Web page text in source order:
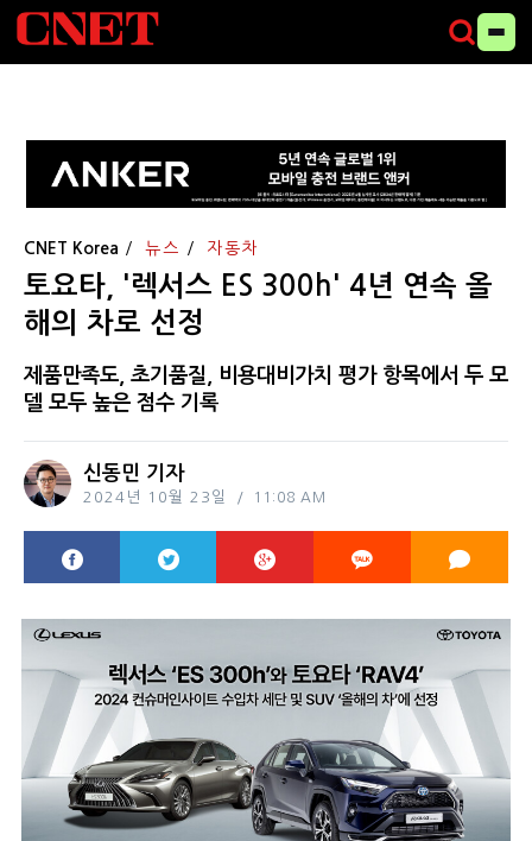
CNET Korea 뉴스 자동차
토요타, '렉서스 ES 300h' 4년 연속 올
해의 차로 선정
제품만족도, 초기품질, 비용대비가치 평가 항목에서 두 모
델 모두 높은 점수 기록
신동민 기자
2024년 10월 23일 11:08 AM